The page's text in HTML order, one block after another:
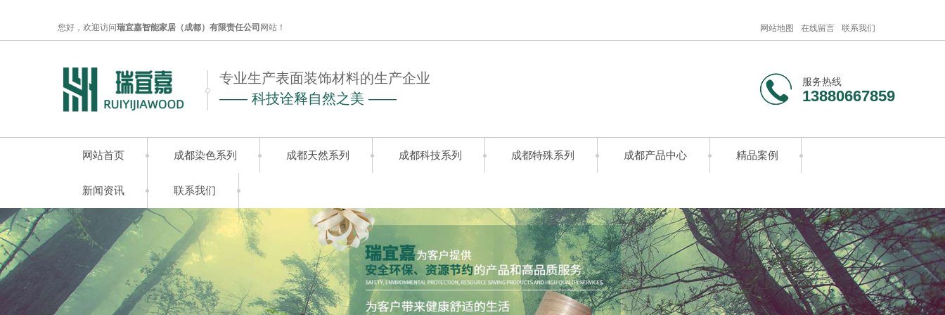
您好，欢迎访问瑞宜嘉智能家居（成都）有限责任公司 网站！ 网站地图 在线留言 联系我们
专业生产表面装饰材料的生产企业
—— 科技诠释自然之美 ——
服务热线
13880667859
网站首页 成都染色系列 成都天然系列 成都科技系列 成都特殊系列 成都产品中心 精品案例
新闻资讯 联系我们